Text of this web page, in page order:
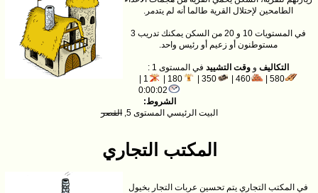
الطامحين لإحتلال القرية طالما أنه لم يتدمر.
في المستويات 10 و 20 من السكن يمكنك تدريب 3
مستوطنون أو زعيم أو رئيس واحد.
التكاليف و وقت التشييد في المستوى 1 :
580 |
460 |
350 |
180 |
1 |
0:00:02
الشروط:
البيت الرئيسي المستوى 5,
القصر
المكتب التجاري
في المكتب التجاري يتم تحسين عربات التجار بخيول